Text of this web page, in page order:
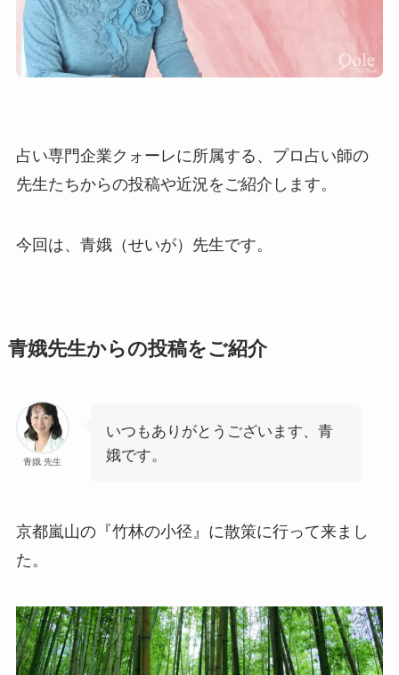
占い専門企業クォーレに所属する、プロ占い師の
先生たちからの投稿や近況をご紹介します。
今回は、青娥（せいが）先生です。
青娥先生からの投稿をご紹介
青娥 先生
いつもありがとうございます、青
娥です。
京都嵐山の『竹林の小径』に散策に行って来まし
た。